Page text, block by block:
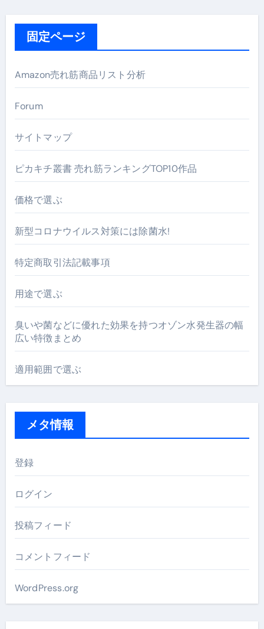
固定ページ
Amazon売れ筋商品リスト分析
Forum
サイトマップ
ピカキチ叢書 売れ筋ランキングTOP10作品
価格で選ぶ
新型コロナウイルス対策には除菌水!
特定商取引法記載事項
用途で選ぶ
臭いや菌などに優れた効果を持つオゾン水発生器の幅
広い特徴まとめ
適用範囲で選ぶ
メタ情報
登録
ログイン
投稿フィード
コメントフィード
WordPress.org